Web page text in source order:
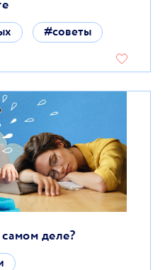
#советы
деле?